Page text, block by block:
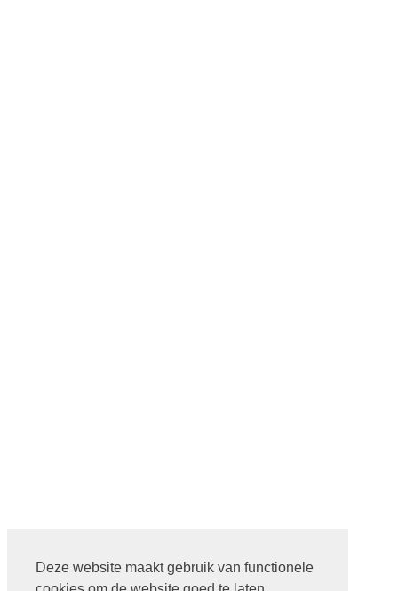
Deze website maakt gebruik van functionele